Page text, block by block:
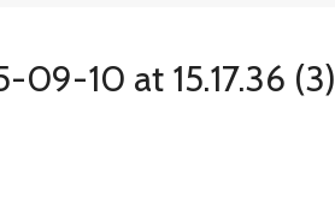
10 at 15.17.36 (3)